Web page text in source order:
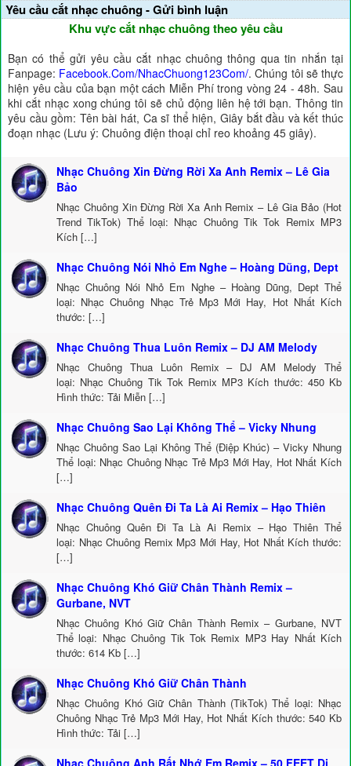
Yêu cầu cắt nhạc chuông - Gửi bình luận
Khu vực cắt nhạc chuông theo yêu cầu
Bạn có thể gửi yêu cầu cắt nhạc chuông thông qua tin nhắn tại
Fanpage: Facebook.Com/NhacChuong123Com/. Chúng tôi sẽ thực
hiện yêu cầu của bạn một cách Miễn Phí trong vòng 24 - 48h. Sau
khi cắt nhạc xong chúng tôi sẽ chủ động liên hệ tới bạn. Thông tin
yêu cầu gồm: Tên bài hát, Ca sĩ thể hiện, Giây bắt đầu và kết thúc
đoạn nhạc (Lưu ý: Chuông điện thoại chỉ reo khoảng 45 giây).
Nhạc Chuông Xin Đừng Rời Xa Anh Remix – Lê Gia
Bảo
Nhạc Chuông Xin Đừng Rời Xa Anh Remix – Lê Gia Bảo (Hot
Trend TikTok) Thể loại: Nhạc Chuông Tik Tok Remix MP3
Kích […]
Nhạc Chuông Nói Nhỏ Em Nghe – Hoàng Dũng, Dept
Nhạc Chuông Nói Nhỏ Em Nghe – Hoàng Dũng, Dept Thể
loại: Nhạc Chuông Nhạc Trẻ Mp3 Mới Hay, Hot Nhất Kích
thước: […]
Nhạc Chuông Thua Luôn Remix – DJ AM Melody
Nhạc Chuông Thua Luôn Remix – DJ AM Melody Thể
loại: Nhạc Chuông Tik Tok Remix MP3 Kích thước: 450 Kb
Hình thức: Tải Miễn […]
Nhạc Chuông Sao Lại Không Thể – Vicky Nhung
Nhạc Chuông Sao Lại Không Thể (Điệp Khúc) – Vicky Nhung
Thể loại: Nhạc Chuông Nhạc Trẻ Mp3 Mới Hay, Hot Nhất Kích
[…]
Nhạc Chuông Quên Đi Ta Là Ai Remix – Hạo Thiên
Nhạc Chuông Quên Đi Ta Là Ai Remix – Hạo Thiên Thể
loại: Nhạc Chuông Remix Mp3 Mới Hay, Hot Nhất Kích thước:
[…]
Nhạc Chuông Khó Giữ Chân Thành Remix –
Gurbane, NVT
Nhạc Chuông Khó Giữ Chân Thành Remix – Gurbane, NVT
Thể loại: Nhạc Chuông Tik Tok Remix MP3 Hay Nhất Kích
thước: 614 Kb […]
Nhạc Chuông Khó Giữ Chân Thành
Nhạc Chuông Khó Giữ Chân Thành (TikTok) Thể loại: Nhạc
Chuông Nhạc Trẻ Mp3 Mới Hay, Hot Nhất Kích thước: 540 Kb
Hình thức: Tải […]
Nhạc Chuông Anh Rất Nhớ Em Remix – 50 FEET Dj